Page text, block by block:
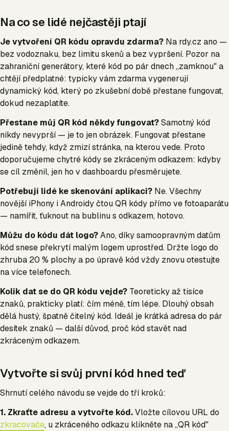
Na co se lidé nejčastěji ptají
Je vytvoření QR kódu opravdu zdarma? Na rdy.cz ano —
bez vodoznaku, bez limitu skenů a bez vypršení. Pozor na
zahraniční generátory, které kód po pár dnech „zamknou" a
chtějí předplatné: typicky vám zdarma vygenerují
dynamický kód, který po zkušební době přestane fungovat,
dokud nezaplatíte.
Přestane můj QR kód někdy fungovat?Samotný kód
nikdy nevyprší — je to jen obrázek. Fungovat přestane
jedině tehdy, když zmizí stránka, na kterou vede. Proto
doporučujeme chytré kódy se zkráceným odkazem: kdyby
se cíl změnil, jen ho v dashboardu přesměrujete.
Potřebují lidé ke skenování aplikaci? Ne. Všechny
novější iPhony i Androidy čtou QR kódy přímo ve fotoaparátu
— namířit, ťuknout na bublinu s odkazem, hotovo.
Můžu do kódu dát logo?Ano, díky samoopravným datům
kód snese překrytí malým logem uprostřed. Držte logo do
zhruba 20 % plochy a po úpravě kód vždy znovu otestujte
na více telefonech.
Kolik dat se do QR kódu vejde? Teoreticky až tisíce
znaků, prakticky platí: čím méně, tím lépe. Dlouhý obsah
dělá hustý, špatně čitelný kód. Ideál je krátká adresa do pár
desítek znaků — další důvod, proč kód stavět nad
zkráceným odkazem.
Vytvořte si svůj první kód hned teď
Shrnutí celého návodu se vejde do tří kroků:
1. Zkraťte adresu a vytvořte kód.Vložte cílovou URL do
zkracovače, u zkráceného odkazu klikněte na „QR kód"